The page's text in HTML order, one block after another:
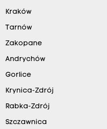
Kraków
Tarnów
Zakopane
Andrychów
Gorlice
Krynica-Zdrój
Rabka-Zdrój
Szczawnica